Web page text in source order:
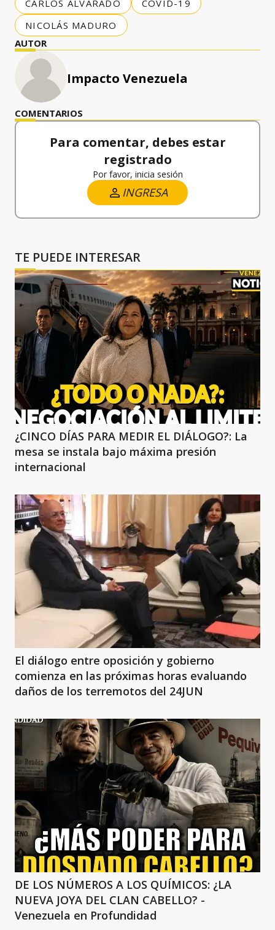
CARLOS ALVARADO
COVID-19
NICOLÁS MADURO
AUTOR
Impacto Venezuela
COMENTARIOS
Para comentar, debes estar
registrado
Por favor, inicia sesión
INGRESA
TE PUEDE INTERESAR
¿CINCO DÍAS PARA MEDIR EL DIÁLOGO?: La
mesa se instala bajo máxima presión
internacional
El diálogo entre oposición y gobierno
comienza en las próximas horas evaluando
daños de los terremotos del 24JUN
DE LOS NÚMEROS A LOS QUÍMICOS: ¿LA
NUEVA JOYA DEL CLAN CABELLO? -
Venezuela en Profundidad